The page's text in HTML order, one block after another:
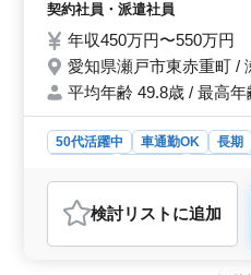
契約社員・派遣社員
年収450万円〜550万円
愛知県瀬戸市東赤重町 /
平均年齢 49.8歳 / 最高年
50代活躍中 車通勤OK 長期
おすすめポイント
＜経験者歓迎＞ 自動車整備
級自動車整備士以上の資格
験とスキルを発揮しながら
検討リスト に追加